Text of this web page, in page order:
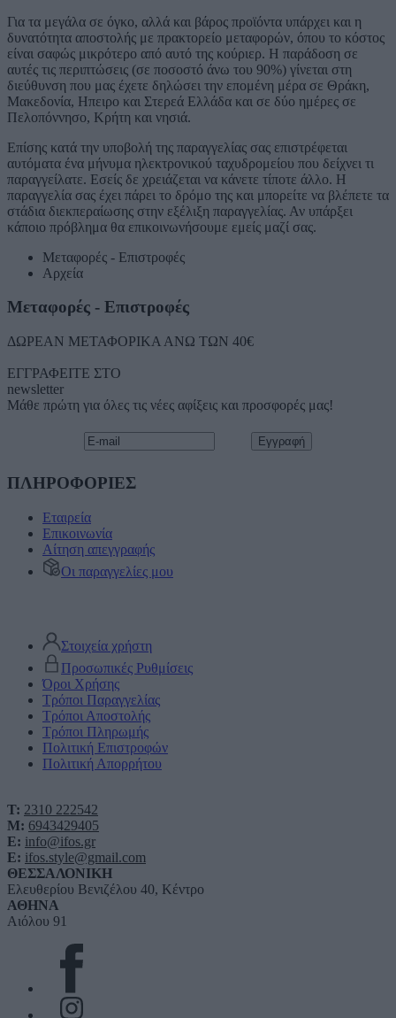
Για τα μεγάλα σε όγκο, αλλά και βάρος προϊόντα υπάρχει και η
δυνατότητα αποστολής με πρακτορείο μεταφορών, όπου το κόστος
είναι σαφώς μικρότερο από αυτό της κούριερ. Η παράδοση σε
αυτές τις περιπτώσεις (σε ποσοστό άνω του 90%) γίνεται στη
διεύθυνση που μας έχετε δηλώσει την επομένη μέρα σε Θράκη,
Μακεδονία, Ηπειρο και Στερεά Ελλάδα και σε δύο ημέρες σε
Πελοπόννησο, Κρήτη και νησιά.
Επίσης κατά την υποβολή της παραγγελίας σας επιστρέφεται
αυτόματα ένα μήνυμα ηλεκτρονικού ταχυδρομείου που δείχνει τι
παραγγείλατε. Εσείς δε χρειάζεται να κάνετε τίποτε άλλο. Η
παραγγελία σας έχει πάρει το δρόμο της και μπορείτε να βλέπετε τα
στάδια διεκπεραίωσης στην εξέλιξη παραγγελίας. Αν υπάρξει
κάποιο πρόβλημα θα επικοινωνήσουμε εμείς μαζί σας.
Μεταφορές - Επιστροφές
Αρχεία
Μεταφορές - Επιστροφές
ΔΩΡΕΑΝ ΜΕΤΑΦΟΡΙΚΑ ΑΝΩ ΤΩΝ 40€
ΕΓΓΡΑΦΕΙΤΕ ΣΤΟ
newsletter
Μάθε πρώτη για όλες τις νέες αφίξεις και προσφορές μας!
ΠΛΗΡΟΦΟΡΙΕΣ
Εταιρεία
Επικοινωνία
Αίτηση απεγγραφής
Οι παραγγελίες μου
Στοιχεία χρήστη
Προσωπικές Ρυθμίσεις
Όροι Χρήσης
Τρόποι Παραγγελίας
Τρόποι Αποστολής
Τρόποι Πληρωμής
Πολιτική Επιστροφών
Πολιτική Απορρήτου
T: 2310 222542
M: 6943429405
E: info@ifos.gr
E: ifos.style@gmail.com
ΘΕΣΣΑΛΟΝΙΚΗ
Ελευθερίου Βενιζέλου 40, Κέντρο
ΑΘΗΝΑ
Αιόλου 91